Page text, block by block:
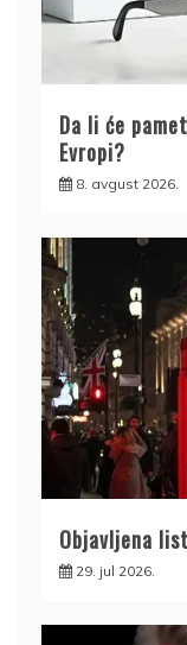
Da li će
Evropi?
8. avgust 2026.
Objavljena
29. jul 2026.